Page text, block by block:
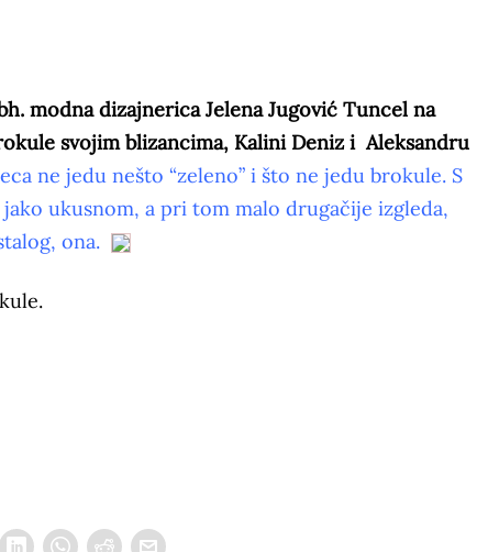
modna dizajnerica Jelena Jugović Tuncel na
svojim blizancima, Kalini Deniz i Aleksandru
ne jedu nešto “zeleno” i što ne jedu brokule. S
ukusnom, a pri tom malo drugačije izgleda,
ona.